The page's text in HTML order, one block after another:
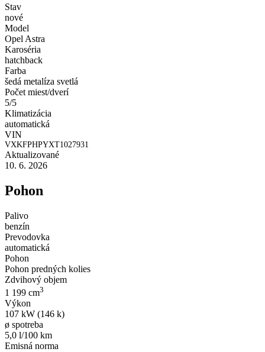
Stav
nové
Model
Opel Astra
Karoséria
hatchback
Farba
šedá metalíza svetlá
Počet miest/dverí
5/5
Klimatizácia
automatická
VIN
VXKFPHPYXT1027931
Aktualizované
10. 6. 2026
Pohon
Palivo
benzín
Prevodovka
automatická
Pohon
Pohon predných kolies
Zdvihový objem
1 199 cm3
Výkon
107 kW (146 k)
ø spotreba
5,0 l/100 km
Emisná norma